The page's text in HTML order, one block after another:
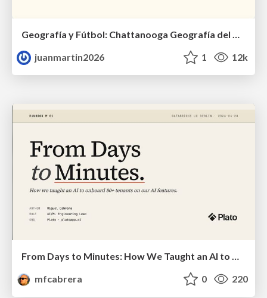
Geografía y Fútbol: Chattanooga Geografía del Búnker de La Roja.
juanmartin2026
1 12k
From Days to Minutes: How We Taught an AI to Onboard 50+ Tenants on our AI Features
mfcabrera
0 220